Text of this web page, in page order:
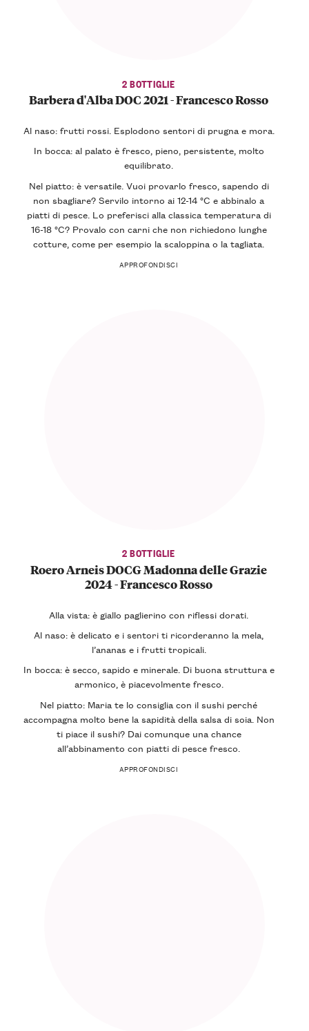
2 BOTTIGLIE
Barbera d'Alba DOC 2021 - Francesco Rosso
Al naso: frutti rossi. Esplodono sentori di prugna e mora.
In bocca: al palato è fresco, pieno, persistente, molto
equilibrato.
Nel piatto: è versatile. Vuoi provarlo fresco, sapendo di
non sbagliare? Servilo intorno ai 12-14 °C e abbinalo a
piatti di pesce. Lo preferisci alla classica temperatura di
16-18 °C? Provalo con carni che non richiedono lunghe
cotture, come per esempio la scaloppina o la tagliata.
APPROFONDISCI
2 BOTTIGLIE
Roero Arneis DOCG Madonna delle Grazie
2024 - Francesco Rosso
Alla vista: è giallo paglierino con riflessi dorati.
Al naso: è delicato e i sentori ti ricorderanno la mela,
l’ananas e i frutti tropicali.
In bocca: è secco, sapido e minerale. Di buona struttura e
armonico, è piacevolmente fresco.
Nel piatto: Maria te lo consiglia con il sushi perché
accompagna molto bene la sapidità della salsa di soia. Non
ti piace il sushi? Dai comunque una chance
all’abbinamento con piatti di pesce fresco.
APPROFONDISCI